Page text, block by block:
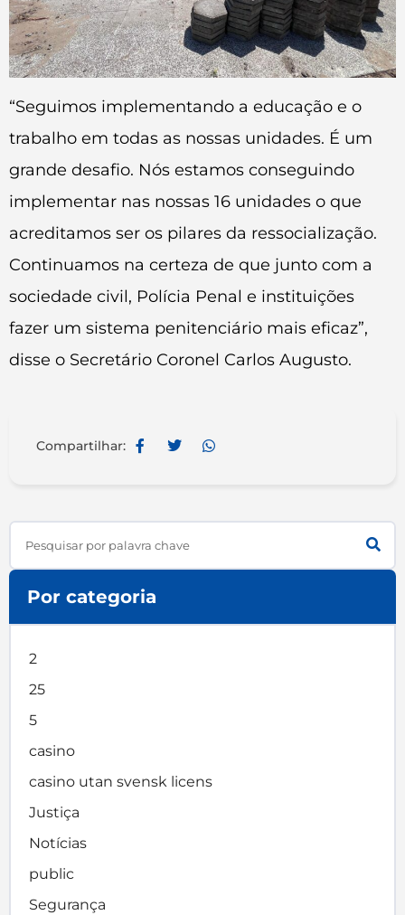
“Seguimos implementando a educação e o
trabalho em todas as nossas unidades. É um
grande desafio. Nós estamos conseguindo
implementar nas nossas 16 unidades o que
acreditamos ser os pilares da ressocialização.
Continuamos na certeza de que junto com a
sociedade civil, Polícia Penal e instituições
fazer um sistema penitenciário mais eficaz”,
disse o Secretário Coronel Carlos Augusto.
Compartilhar:
Search
Por categoria
2
25
5
casino
casino utan svensk licens
Justiça
Notícias
public
Segurança